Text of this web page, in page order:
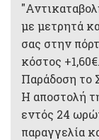
με μετρητά
σας στην
κόστος +1,60€.
Παράδοση το
Η αποστολή
εντός 24
παραγγελία